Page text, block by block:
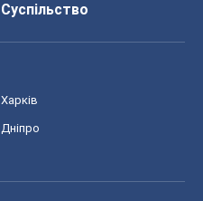
Суспільство
Харків
Дніпро